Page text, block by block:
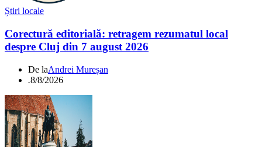
Știri locale
Corectură editorială: retragem rezumatul local
despre Cluj din 7 august 2026
De laAndrei Mureșan
.8/8/2026